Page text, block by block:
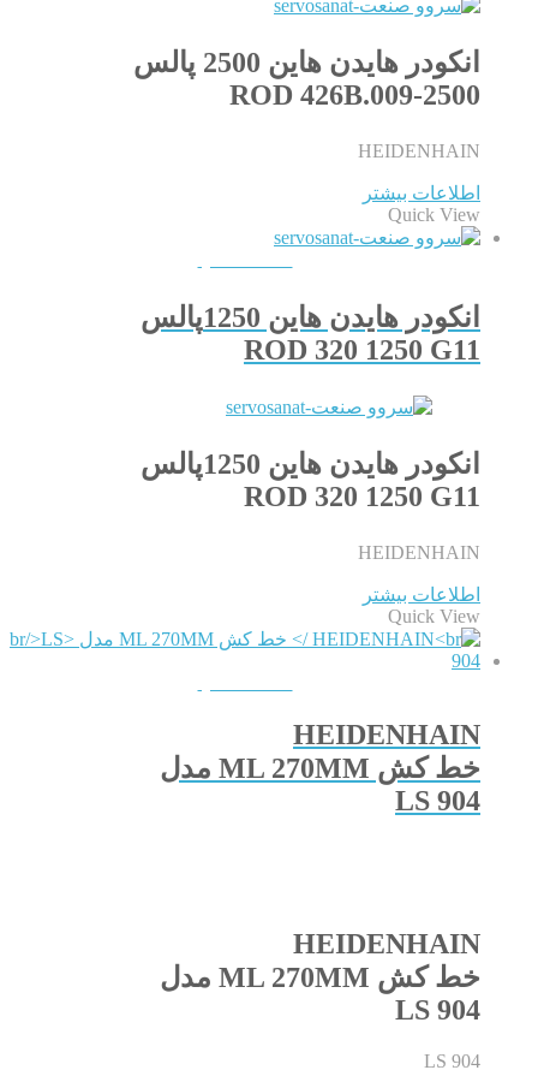
انکودر هایدن هاین 2500 پالس
ROD 426B.009-2500
HEIDENHAIN
اطلاعات بیشتر
Quick View
انکودر هایدن هاین 1250پالس
ROD 320 1250 G11
انکودر هایدن هاین 1250پالس
ROD 320 1250 G11
HEIDENHAIN
اطلاعات بیشتر
Quick View
HEIDENHAIN
خط کش ML 270MM مدل
LS 904
HEIDENHAIN
خط کش ML 270MM مدل
LS 904
LS 904